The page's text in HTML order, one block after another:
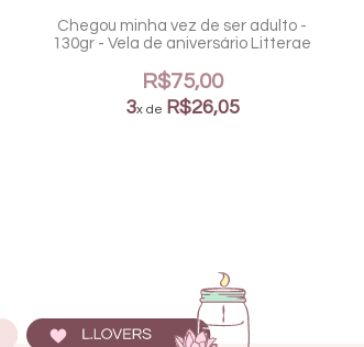
Chegou minha vez de ser adulto -
130gr - Vela de aniversário Litterae
R$75,00
3x de R$26,05